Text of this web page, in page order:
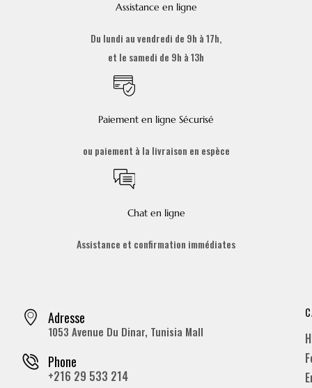
Assistance en ligne
Du lundi au vendredi de 9h à 17h,
et le samedi de 9h à 13h
Paiement en ligne Sécurisé
ou paiement à la livraison en espèce
Chat en ligne
Assistance et confirmation immédiates
Adresse
1053 Avenue Du Dinar, Tunisia Mall
Phone
+216 29 533 214